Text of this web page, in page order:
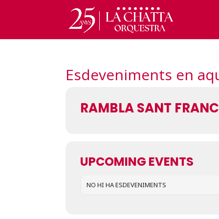
Esdeveniments en
RAMBLA SANT
UPCOMING EVENTS
NO HI HA ESDEVENIMENTS